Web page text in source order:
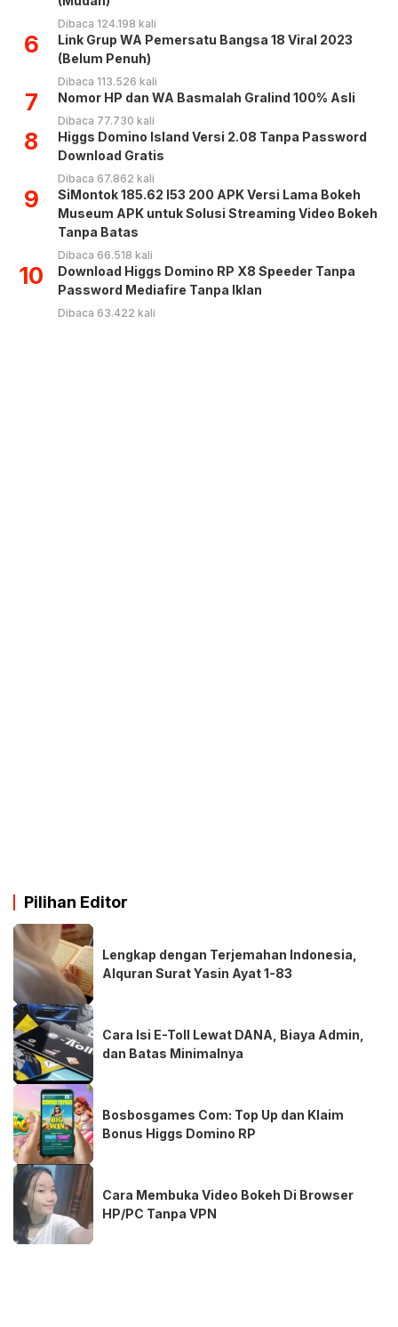
Dibaca 124.198 kali
6
Link Grup WA Pemersatu Bangsa 18 Viral 2023
(Belum Penuh)
Dibaca 113.526 kali
7 Nomor HP dan WA Basmalah Gralind 100% Asli
Dibaca 77.730 kali
8
Higgs Domino Island Versi 2.08 Tanpa Password
Download Gratis
Dibaca 67.862 kali
9
SiMontok 185.62 l53 200 APK Versi Lama Bokeh
Museum APK untuk Solusi Streaming Video Bokeh
Tanpa Batas
Dibaca 66.518 kali
10
Download Higgs Domino RP X8 Speeder Tanpa
Password Mediafire Tanpa Iklan
Dibaca 63.422 kali
Pilihan Editor
Lengkap dengan Terjemahan Indonesia,
Alquran Surat Yasin Ayat 1-83
Cara Isi E-Toll Lewat DANA, Biaya Admin,
dan Batas Minimalnya
Bosbosgames Com: Top Up dan Klaim
Bonus Higgs Domino RP
Cara Membuka Video Bokeh Di Browser
HP/PC Tanpa VPN